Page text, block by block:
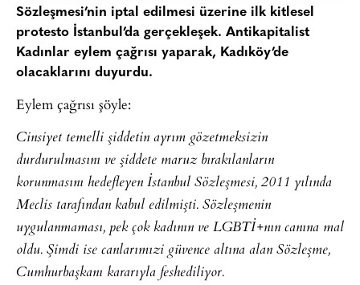
Sözleşmesi’nin iptal edilmesi üzerine ilk kitlesel
protesto İstanbul’da gerçekleşek. Antikapitalist
Kadınlar eylem çağrısı yaparak, Kadıköy’de
olacaklarını duyurdu.
Eylem çağrısı şöyle:
Cinsiyet temelli şiddetin ayrım gözetmeksizin
durdurulmasını ve şiddete maruz bırakılanların
korunmasını hedefleyen İstanbul Sözleşmesi, 2011 yılında
Meclis tarafından kabul edilmişti. Sözleşmenin
uygulanmaması, pek çok kadının ve LGBTİ+nın canına mal
oldu. Şimdi ise canlarımızi güvence altına alan Sözleşme,
Cumhurbaşkanı kararıyla feshediliyor.